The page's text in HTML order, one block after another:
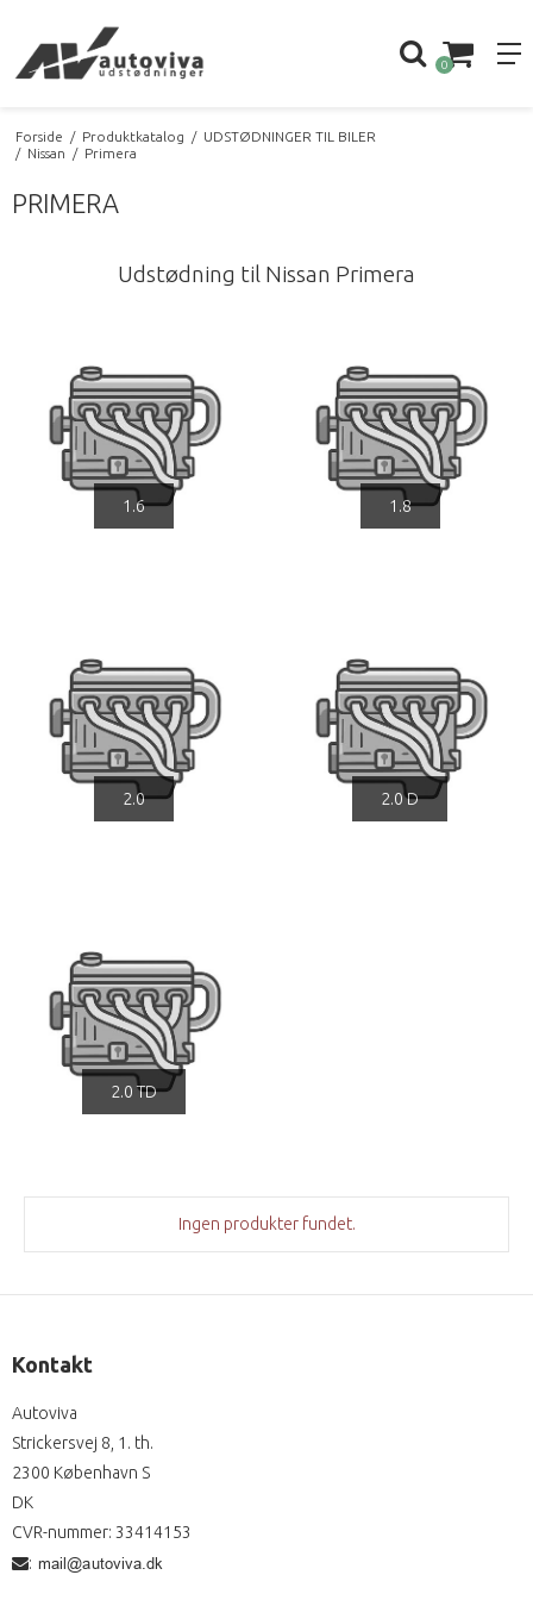
0
Forside / Produktkatalog / UDSTØDNINGER TIL BILER
/ Nissan / Primera
PRIMERA
Udstødning til Nissan Primera
1.6 1.8
2.0 2.0 D
2.0 TD
Ingen produkter fundet.
Kontakt
Autoviva
Strickersvej 8, 1. th.
2300 København S
DK
CVR-nummer: 33414153
: